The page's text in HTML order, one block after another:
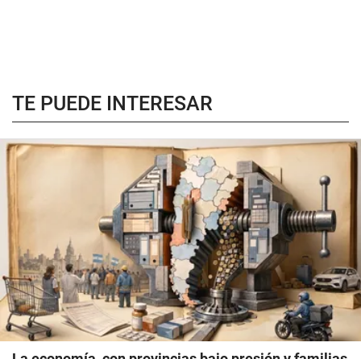
TE PUEDE INTERESAR